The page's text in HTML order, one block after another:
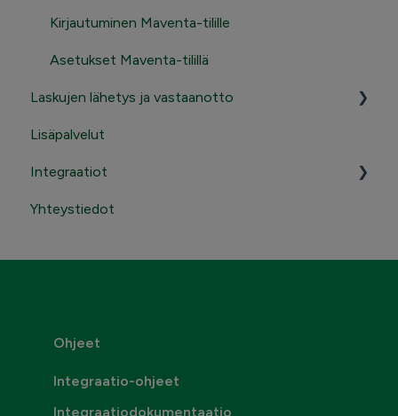
Kirjautuminen Maventa-tilille
Asetukset Maventa-tilillä
Laskujen lähetys ja vastaanotto
Lähettäminen
Vastaanottaminen
Lisäpalvelut
Integraatiot
Ota yhteyttä myyntiin
Yhteystiedot
Ohjeet
Integraatio-ohjeet
Integraatiodokumentaatio